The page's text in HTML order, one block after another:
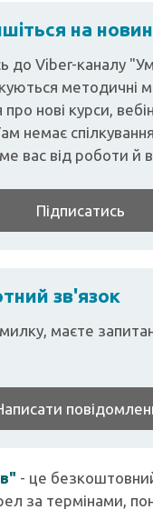
на
до Viber-каналу
методичні
нові курси,
немає
вас від роботи й
Підписатись
зв'язок
маєте
- це
за термінами,